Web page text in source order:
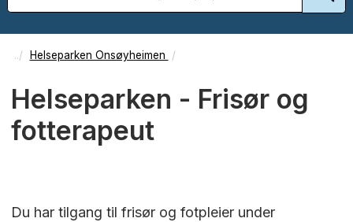
Helseparken Onsøyheimen
Helseparken - Frisør og
fotterapeut
Du har tilgang til frisør og fotpleier under